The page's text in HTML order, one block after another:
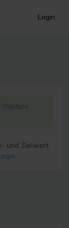
Login
Weitere
und Zielwert
.